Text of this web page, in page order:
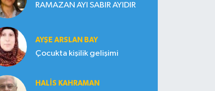
RAMAZAN AYI SABIR AYIDIR
AYŞE ARSLAN BAY
Çocukta kişilik gelişimi
HALIS KAHRAMAN